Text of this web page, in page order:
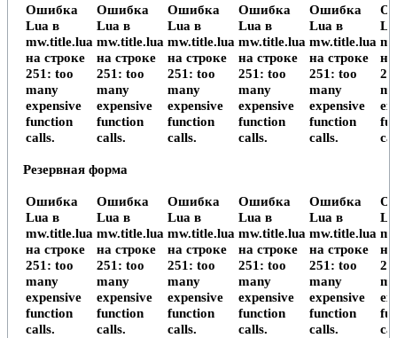
Ошибка
Lua в
mw.title.lua
на строке
251: too
many
expensive
function
calls.
Ошибка
Lua в
mw.title.lua
на строке
251: too
many
expensive
function
calls.
Ошибка
Lua в
mw.title.lua
на строке
251: too
many
expensive
function
calls.
Ошибка
Lua в
mw.title.lua
на строке
251: too
many
expensive
function
calls.
Ошибка
Lua в
mw.title.lua
на строке
251: too
many
expensive
function
calls.
на
Резервная форма
Ошибка
Lua в
mw.title.lua
на строке
251: too
many
expensive
function
calls.
Ошибка
Lua в
mw.title.lua
на строке
251: too
many
expensive
function
calls.
Ошибка
Lua в
mw.title.lua
на строке
251: too
many
expensive
function
calls.
Ошибка
Lua в
mw.title.lua
на строке
251: too
many
expensive
function
calls.
Ошибка
Lua в
mw.title.lua
на строке
251: too
many
expensive
function
calls.
на